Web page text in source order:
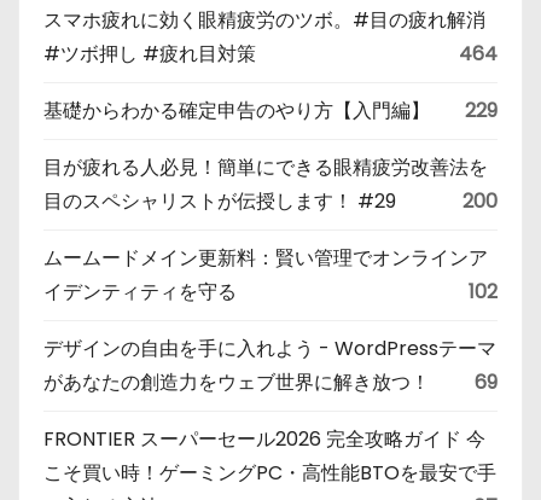
スマホ疲れに効く眼精疲労のツボ。#目の疲れ解消
#ツボ押し #疲れ目対策
464
基礎からわかる確定申告のやり方【入門編】 229
目が疲れる人必見！簡単にできる眼精疲労改善法を
目のスペシャリストが伝授します！ #29
200
ムームードメイン更新料：賢い管理でオンラインア
イデンティティを守る
102
デザインの自由を手に入れよう - WordPressテーマ
があなたの創造力をウェブ世界に解き放つ！
69
FRONTIER スーパーセール2026 完全攻略ガイド 今
こそ買い時！ゲーミングPC・高性能BTOを最安で手